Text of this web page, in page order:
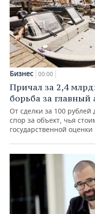
Бизнес 00:00
Причал за 2,4
борьба за
От сделки за 100 рублей
спор за объект, чья
государственной оценки